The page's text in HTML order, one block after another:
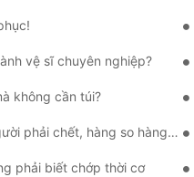
vệ sĩ chuyên nghiệp?
không cần túi?
chết, hàng so hàng phải ném.
phải biết chớp thời cơ